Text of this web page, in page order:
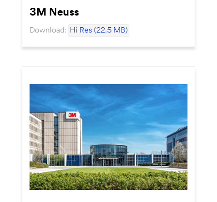
3M Neuss
Download: Hi Res (22.5 MB)